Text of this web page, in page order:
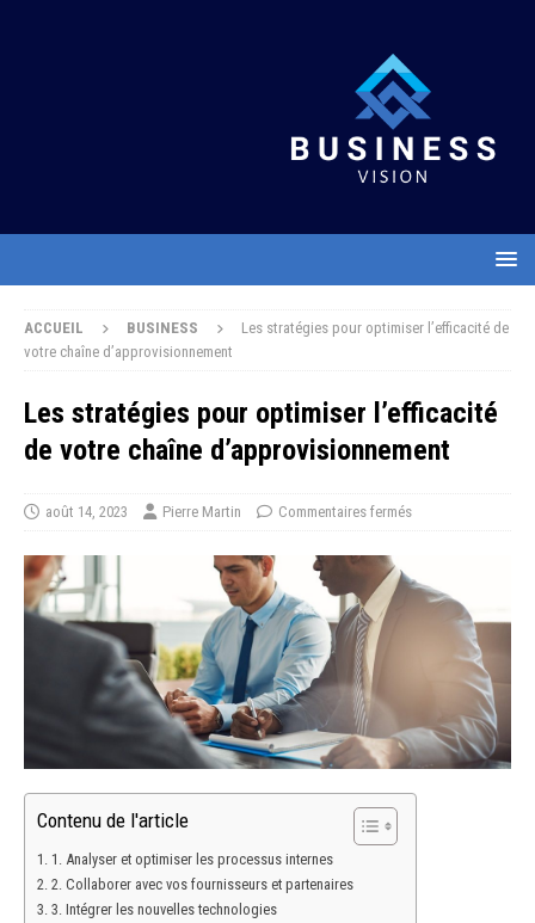
ACCUEIL BUSINESS
Les stratégies pour optimiser l’efficacité de
votre chaîne d’approvisionnement
Les stratégies pour optimiser l’efficacité
de votre chaîne d’approvisionnement
août 14, 2023 Pierre Martin Commentaires fermés
Contenu de l'article
1. Analyser et optimiser les processus internes
2. Collaborer avec vos fournisseurs et partenaires
3. Intégrer les nouvelles technologies